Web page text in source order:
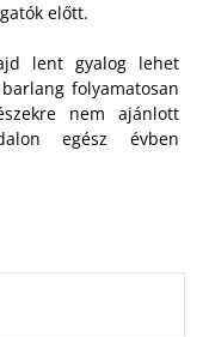
előtt.
lent gyalog lehet
folyamatosan
nem ajánlott
egész évben